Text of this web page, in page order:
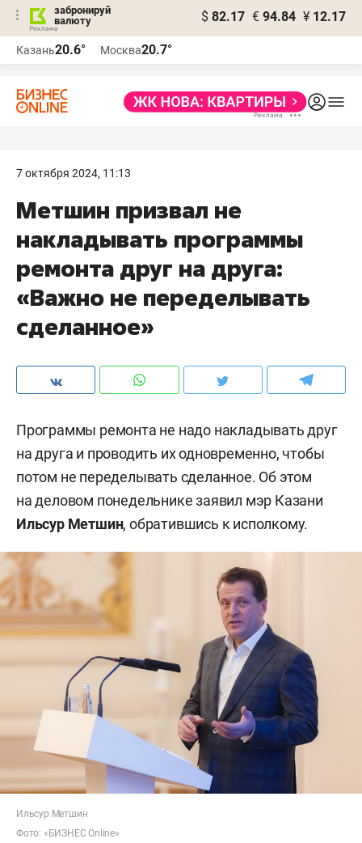
забронируй
валюту
$ 82.17 € 94.84 ¥ 12.17
Казань20.6° Москва20.7°
7 октября 2024, 11:13
Метшин призвал не
накладывать программы
ремонта друг на друга:
«Важно не переделывать
сделанное»
Программы ремонта не надо накладывать друг
на друга и проводить их одновременно, чтобы
потом не переделывать сделанное. Об этом
на деловом понедельнике заявил мэр Казани
Ильсур Метшин, обратившись к исполкому.
Ильсур Метшин
Фото: «БИЗНЕС Online»